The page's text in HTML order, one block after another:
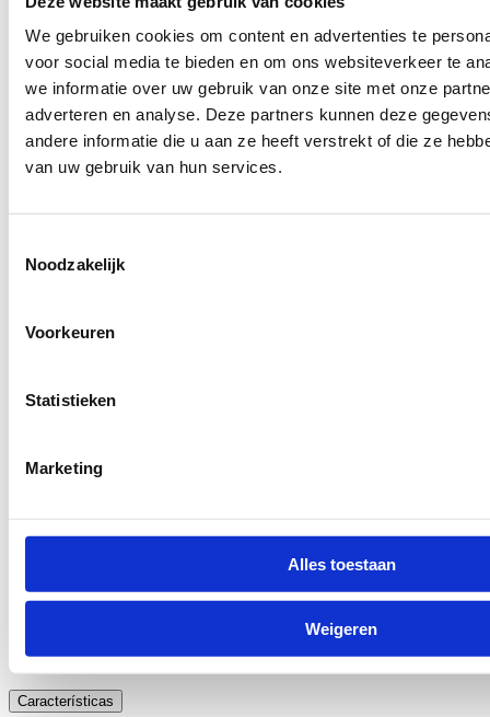
We gebruiken cookies om content en advertenties te
voor social media te bieden en om ons websiteverkeer te
we informatie over uw gebruik van onze site met onze
adverteren en analyse. Deze partners kunnen deze
andere informatie die u aan ze heeft verstrekt of die ze
van uw gebruik van hun services.
Noodzakelijk
Voorkeuren
Statistieken
Marketing
Alles toestaan
Weigeren
Añadir muestra gratuita a la cesta
Añadir carpeta de muestra gratuita a la cesta
Descargar todas las imágenes en mosaico (low-res)
Características